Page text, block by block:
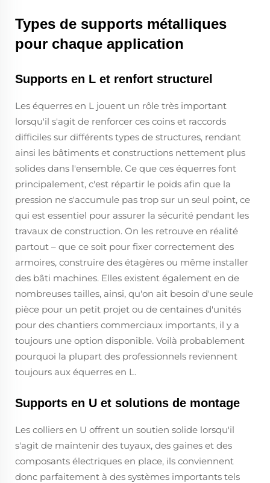
Types de supports métalliques
pour chaque application
Supports en L et renfort structurel
Les équerres en L jouent un rôle très important
lorsqu'il s'agit de renforcer ces coins et raccords
difficiles sur différents types de structures, rendant
ainsi les bâtiments et constructions nettement plus
solides dans l'ensemble. Ce que ces équerres font
principalement, c'est répartir le poids afin que la
pression ne s'accumule pas trop sur un seul point, ce
qui est essentiel pour assurer la sécurité pendant les
travaux de construction. On les retrouve en réalité
partout – que ce soit pour fixer correctement des
armoires, construire des étagères ou même installer
des bâti machines. Elles existent également en de
nombreuses tailles, ainsi, qu'on ait besoin d'une seule
pièce pour un petit projet ou de centaines d'unités
pour des chantiers commerciaux importants, il y a
toujours une option disponible. Voilà probablement
pourquoi la plupart des professionnels reviennent
toujours aux équerres en L.
Supports en U et solutions de montage
Les colliers en U offrent un soutien solide lorsqu'il
s'agit de maintenir des tuyaux, des gaines et des
composants électriques en place, ils conviennent
donc parfaitement à des systèmes importants tels